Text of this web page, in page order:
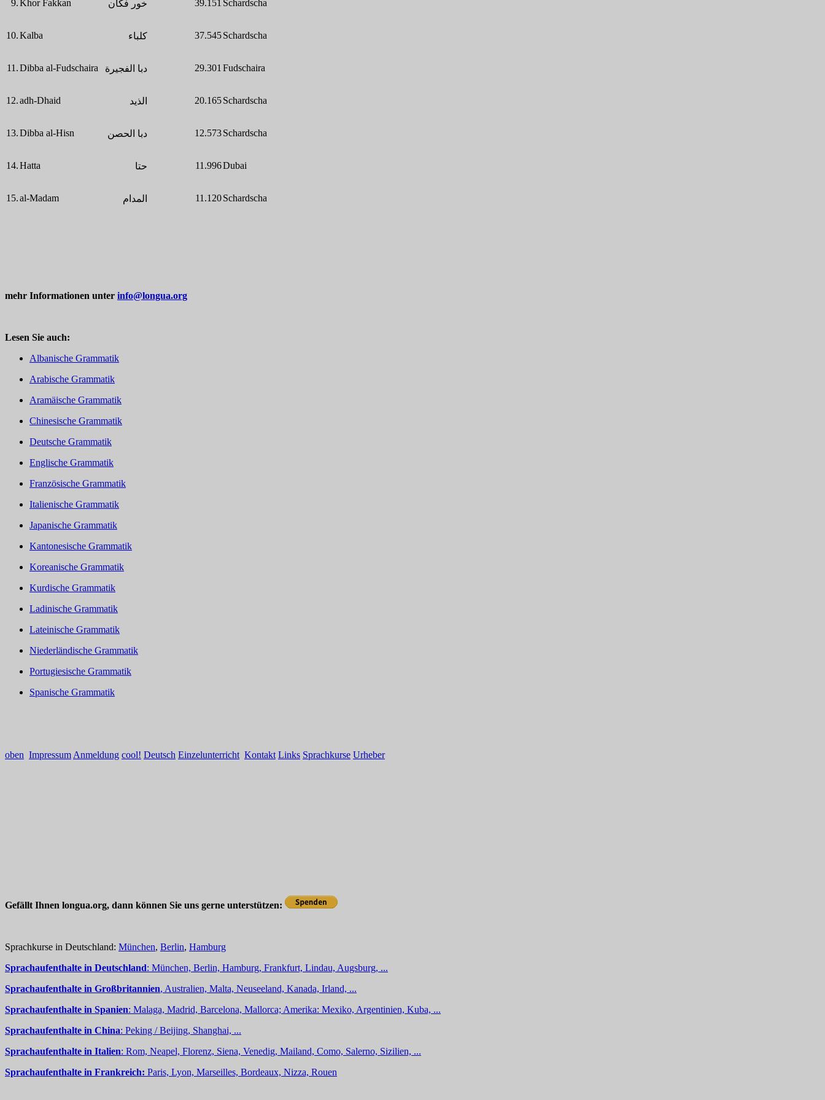
9.Khor Fakkan خور فكان 39.151 Schardscha
10.Kalba كلباء 37.545Schardscha
11.Dibba al-Fudschaira دبا الفجيرة 29.301 Fudschaira
12.adh-Dhaid الذيد 20.165Schardscha
13.Dibba al-Hisn دبا الحصن 12.573Schardscha
14.Hatta حتا 11.996Dubai
15.al-Madam المدام 11.120Schardscha
mehr Informationen unter info@longua.org
Lesen Sie auch:
Albanische Grammatik
Arabische Grammatik
Aramäische Grammatik
Chinesische Grammatik
Deutsche Grammatik
Englische Grammatik
Französische Grammatik
Italienische Grammatik
Japanische Grammatik
Kantonesische Grammatik
Koreanische Grammatik
Kurdische Grammatik
Ladinische Grammatik
Lateinische Grammatik
Niederländische Grammatik
Portugiesische Grammatik
Spanische Grammatik
oben Impressum Anmeldung cool! Deutsch Einzelunterricht Kontakt Links Sprachkurse Urheber
Gefällt Ihnen longua.org, dann können Sie uns gerne unterstützen:
Sprachkurse in Deutschland: München, Berlin, Hamburg
Sprachaufenthalte in Deutschland: München, Berlin, Hamburg, Frankfurt, Lindau, Augsburg, ...
Sprachaufenthalte in Großbritannien, Australien, Malta, Neuseeland, Kanada, Irland, ...
Sprachaufenthalte in Spanien: Malaga, Madrid, Barcelona, Mallorca; Amerika: Mexiko, Argentinien, Kuba, ...
Sprachaufenthalte in China: Peking / Beijing, Shanghai, ...
Sprachaufenthalte in Italien: Rom, Neapel, Florenz, Siena, Venedig, Mailand, Como, Salerno, Sizilien, ...
Sprachaufenthalte in Frankreich: Paris, Lyon, Marseilles, Bordeaux, Nizza, Rouen